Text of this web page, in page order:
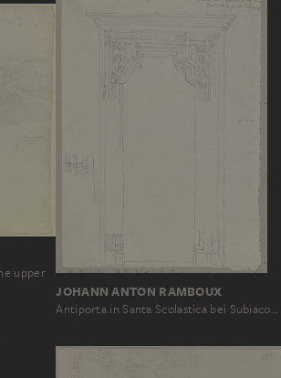
upper
JOHANN ANTON RAMBOUX
Antiporta in Santa Scolastica bei Subiaco…